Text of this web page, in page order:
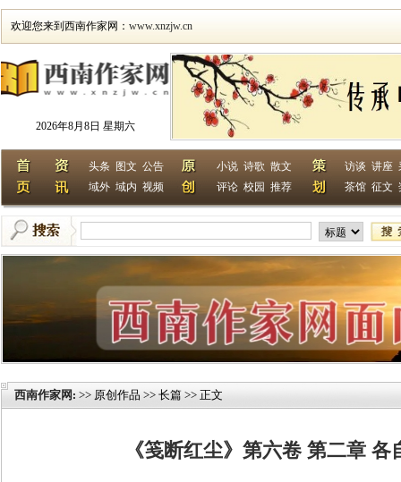
欢迎您来到西南作家网： www.xnzjw.cn
2026年8月8日 星期六
头条 图文 公告
域外 域内 视频
小说 诗歌 散文
评论 校园 推荐
访谈 讲座
茶馆 征文
西南作家网 : >> 原创作品 >> 长篇 >> 正文
《笺断红尘》第六卷 第二章